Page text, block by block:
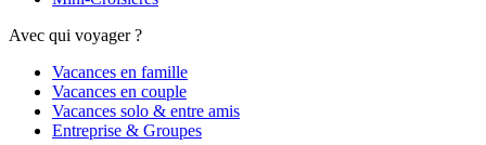
Avec qui voyager ?
Vacances en famille
Vacances en couple
Vacances solo & entre amis
Entreprise & Groupes